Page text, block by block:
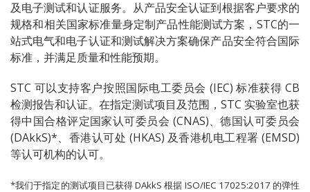
及电子测试和认证服务。从产品安全认证到根据客户要求的
规格和相关国家标准量身定制产品性能测试方案，STC的一
站式电气和电子认证和测试解决方案确保产品安全符合国际
标准，并满足质量和性能预期。
STC 可以支持客户按照国际电工委员会 (IEC) 标准获得 CB
检测报告和认证。在指定测试项目及范围， STC 实验室也获
得中国合格评定国家认可委员会 (CNAS)、德国认可委员会
(DAkkS)*、香港认可处 (HKAS) 及香港机电工程署 (EMSD)
等认可机构的认可。
*我们于指定的测试项目已获得 DAkkS 根据 ISO/IEC 17025:2017 的弹性